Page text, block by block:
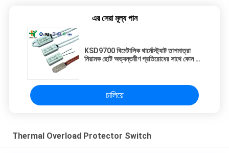
এর সেরা মূল্য পান
KSD9700 বিমেটালিক থার্মোস্ট্যাট তাপমাত্রা
নিয়ামক ছোট অভ্যন্তরীণ প্রতিরোধের সাথে কোন শব্দ
চালিয়ে
Thermal Overload Protector Switch